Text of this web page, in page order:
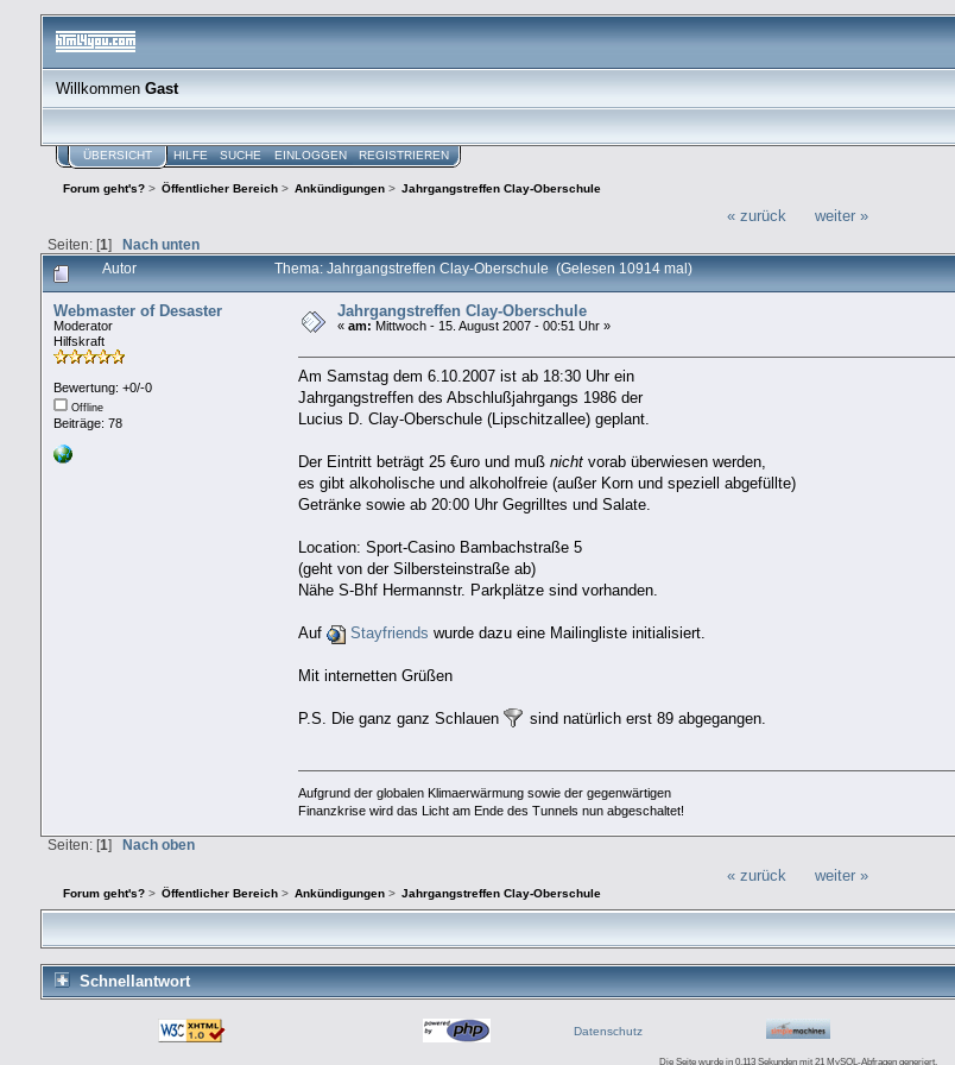
WillkommenGast
ÜBERSICHT HILFE SUCHE EINLOGGEN REGISTRIEREN
Forum geht's?> Öffentlicher Bereich > Ankündigungen > Jahrgangstreffen Clay-Oberschule
« zurück weiter »
Seiten: [1] Nach unten
Autor Thema: Jahrgangstreffen Clay-Oberschule (Gelesen 10914 mal)
Webmaster of Desaster
Moderator
Hilfskraft
Bewertung: +0/-0
Offline
Beiträge: 78
Jahrgangstreffen Clay-Oberschule
« am: Mittwoch - 15. August 2007 - 00:51 Uhr »
Am Samstag dem 6.10.2007 ist ab 18:30 Uhr ein
Jahrgangstreffen des Abschlußjahrgangs 1986 der
Lucius D. Clay-Oberschule (Lipschitzallee) geplant.
Der Eintritt beträgt 25 €uro und mußnicht vorab überwiesen werden,
es gibt alkoholische und alkoholfreie (außer Korn und speziell abgefüllte)
Getränke sowie ab 20:00 Uhr Gegrilltes und Salate.
Location: Sport-Casino Bambachstraße 5
(geht von der Silbersteinstraße ab)
Nähe S-Bhf Hermannstr. Parkplätze sind vorhanden.
Auf Stayfriends wurde dazu eine Mailingliste initialisiert.
Mit internetten Grüßen
P.S. Die ganz ganz Schlauen sind natürlich erst 89 abgegangen.
Aufgrund der globalen Klimaerwärmung sowie der gegenwärtigen
Finanzkrise wird das Licht am Ende des Tunnels nun abgeschaltet!
Seiten: [1] Nach oben
« zurück weiter »
Forum geht's?> Öffentlicher Bereich > Ankündigungen > Jahrgangstreffen Clay-Oberschule
Schnellantwort
Datenschutz
Die Seite wurde in 0.113 Sekunden mit 21 MySQL-Abfragen generiert.